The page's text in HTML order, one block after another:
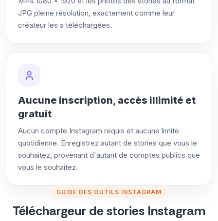
JPG pleine résolution, exactement comme leur
créateur les a téléchargées.
Aucune inscription, accès illimité et
gratuit
Aucun compte Instagram requis et aucune limite
quotidienne. Enregistrez autant de stories que vous le
souhaitez, provenant d'autant de comptes publics que
vous le souhaitez.
GUIDE DES OUTILS INSTAGRAM
Téléchargeur de stories Instagram